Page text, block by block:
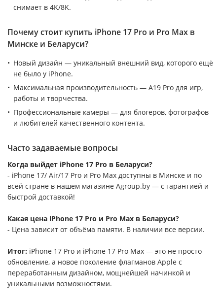
снимает в 4K/8K.
Почему стоит купить iPhone 17 Pro и Pro Max в
Минске и Беларуси?
Новый дизайн — уникальный внешний вид, которого ещё
не было у iPhone.
Максимальная производительность — A19 Pro для игр,
работы и творчества.
Профессиональные камеры — для блогеров, фотографов
и любителей качественного контента.
Часто задаваемые вопросы
Когда выйдет iPhone 17 Pro в Беларуси?
- iPhone 17/ Air/17 Pro и Pro Max доступны в Минске и по
всей стране в нашем магазине Agroup.by — с гарантией и
быстрой доставкой!
Какая цена iPhone 17 Pro и Pro Max в Беларуси?
- Цена зависит от объёма памяти. В наличии все версии.
Итог: iPhone 17 Pro и iPhone 17 Pro Max — это не просто
обновление, а новое поколение флагманов Apple с
переработанным дизайном, мощнейшей начинкой и
уникальными возможностями.